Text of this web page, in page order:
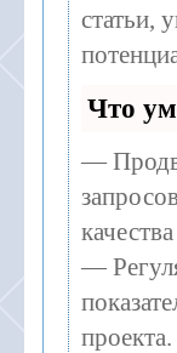
статьи,
Что
—
—
проекта.